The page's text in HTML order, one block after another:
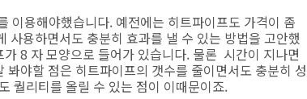
이용해야했습니다. 예전에는 히트파이프도 가격이 좀
용하면서도 충분히 효과를 낼 수 있는 방법을 고안했
8 자 모양으로 들어가 있습니다. 물론 시간이 지나면
야할 점은 히트파이프의 갯수를 줄이면서도 충분히 성
퀄리티를 올릴 수 있는 점이 이때문이죠.